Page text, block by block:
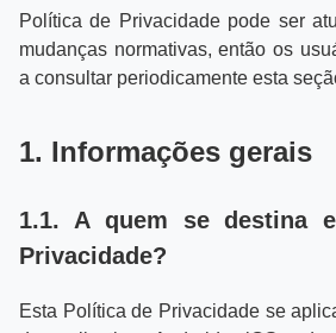
Política de Privacidade pode ser
mudanças normativas, então os
a consultar periodicamente esta
1. Informações gerais
1.1. A quem se destina
Privacidade?
Esta Política de Privacidade se